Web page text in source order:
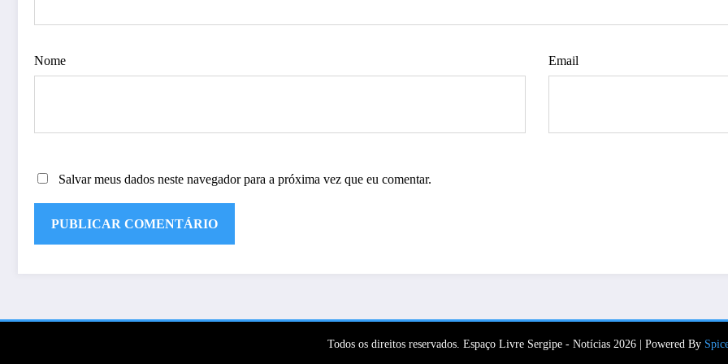
Nome Email
Salvar meus dados neste navegador para a próxima vez que eu comentar.
Todos os direitos reservados. Espaço Livre Sergipe - Notícias 2026 | Powered By